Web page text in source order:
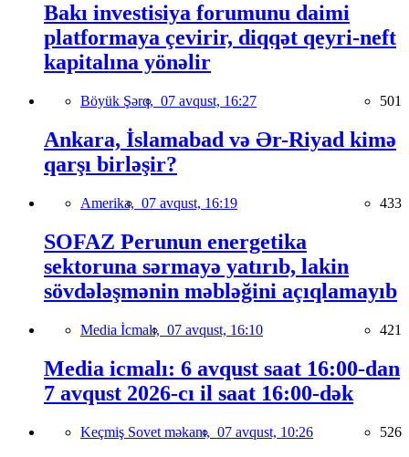
Bakı investisiya forumunu daimi
platformaya çevirir, diqqət qeyri-neft
kapitalına yönəlir
Böyük Şərq, 07 avqust, 16:27 501
Ankara, İslamabad və Ər-Riyad kimə
qarşı birləşir?
Amerika, 07 avqust, 16:19 433
SOFAZ Perunun energetika
sektoruna sərmayə yatırıb, lakin
sövdələşmənin məbləğini açıqlamayıb
Media İcmalı, 07 avqust, 16:10 421
Media icmalı: 6 avqust saat 16:00-dan
7 avqust 2026-cı il saat 16:00-dək
Keçmiş Sovet məkanı, 07 avqust, 10:26 526